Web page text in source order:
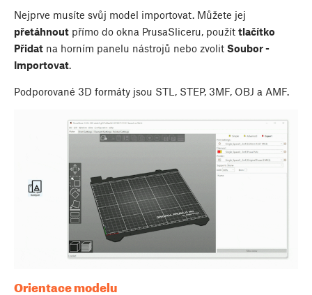
Nejprve musíte svůj model importovat. Můžete jej
přetáhnout přímo do okna PrusaSliceru, použít tlačítko
Přidat na horním panelu nástrojů nebo zvolit Soubor -
Importovat.
Podporované 3D formáty jsou STL, STEP, 3MF, OBJ a AMF.
Orientace modelu